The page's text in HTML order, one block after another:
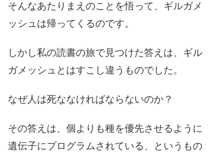
そんなあたりまえのことを悟って、ギルガメ
ッシュは帰ってくるのです。
しかし私の読書の旅で見つけた答えは、ギル
ガメッシュとはすこし違うものでした。
なぜ人は死ななければならないのか？
その答えは、個よりも種を優先させるように
遺伝子にプログラムされている、というもの